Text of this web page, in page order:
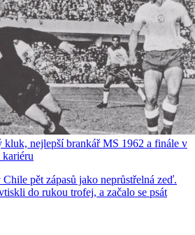
nejlepší brankář MS 1962 a finále v
kariéru
pět zápasů jako neprůstřelná zeď.
do rukou trofej, a začalo se psát